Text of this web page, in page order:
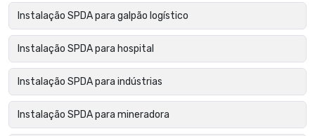
Instalação SPDA para galpão logístico
Instalação SPDA para hospital
Instalação SPDA para indústrias
Instalação SPDA para mineradora